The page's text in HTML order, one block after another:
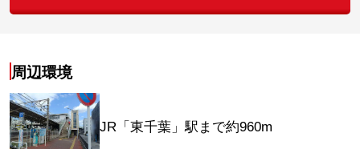
周辺環境
JR「東千葉」駅まで約960m